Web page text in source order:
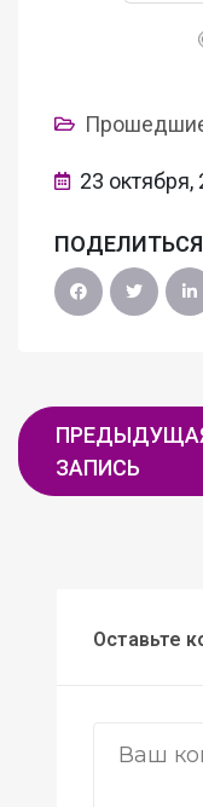
23 октября,
ПОДЕЛИТЬСЯ
ЗАПИСЬ
Оставьте